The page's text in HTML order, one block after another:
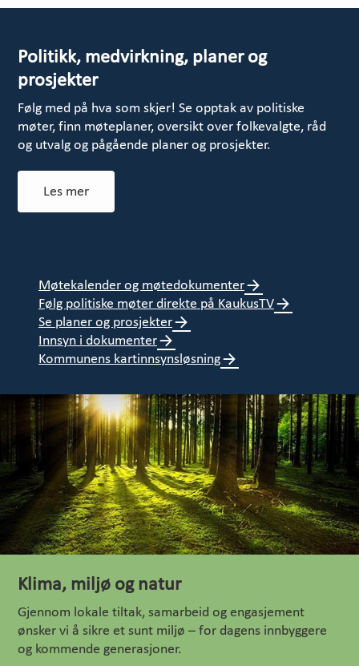
Politikk, medvirkning, planer og
prosjekter
Følg med på hva som skjer! Se opptak av politiske
møter, finn møteplaner, oversikt over folkevalgte, råd
og utvalg og pågående planer og prosjekter.
Les mer
Møtekalender og møtedokumenter
Følg politiske møter direkte på KaukusTV
Se planer og prosjekter
Innsyn i dokumenter
Kommunens kartinnsynsløsning
Klima, miljø og natur
Gjennom lokale tiltak, samarbeid og engasjement
ønsker vi å sikre et sunt miljø – for dagens innbyggere
og kommende generasjoner.